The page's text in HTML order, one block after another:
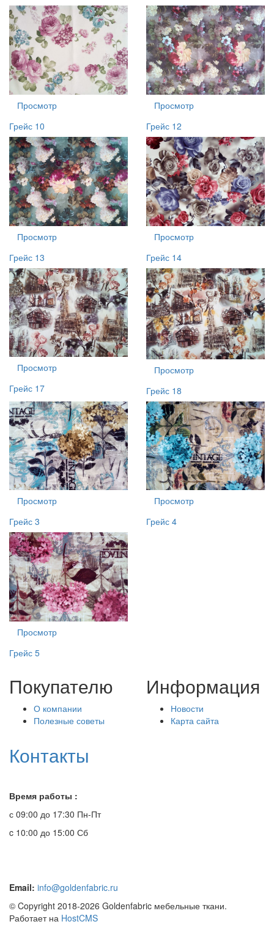
Просмотр
Грейс 10
Просмотр
Грейс 12
Просмотр
Грейс 13
Просмотр
Грейс 14
Просмотр
Грейс 17
Просмотр
Грейс 18
Просмотр
Грейс 3
Просмотр
Грейс 4
Просмотр
Грейс 5
Покупателю
О компании
Полезные советы
Информация
Новости
Карта сайта
Контакты
Время работы :
с 09:00 до 17:30 Пн-Пт
c 10:00 до 15:00 Сб
Email: info@goldenfabric.ru
© Copyright 2018-2026 Goldenfabric мебельные ткани.
Работает на HostCMS